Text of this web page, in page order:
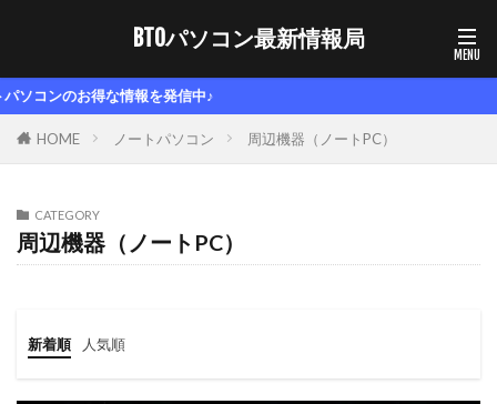
BTOパソコン最新情報局
得な情報を発信中♪
HOME ノートパソコン 周辺機器（ノートPC）
CATEGORY
周辺機器（ノートPC）
新着順 人気順